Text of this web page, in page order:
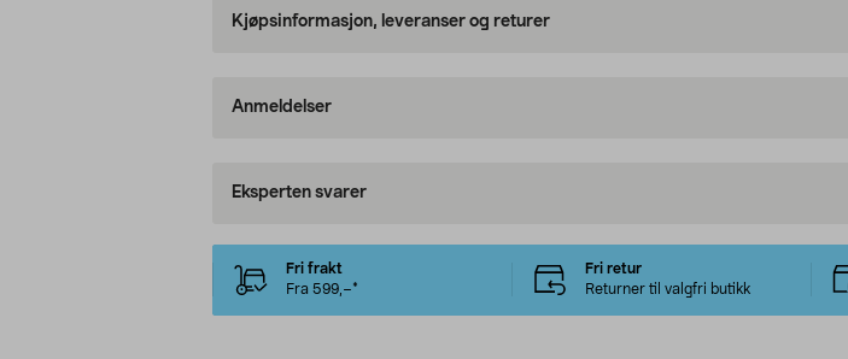
Kjøpsinformasjon, leveranser og returer
Anmeldelser
Eksperten svarer
Fri frakt
Fra 599,–*
Fri retur
Returner til valgfri butikk